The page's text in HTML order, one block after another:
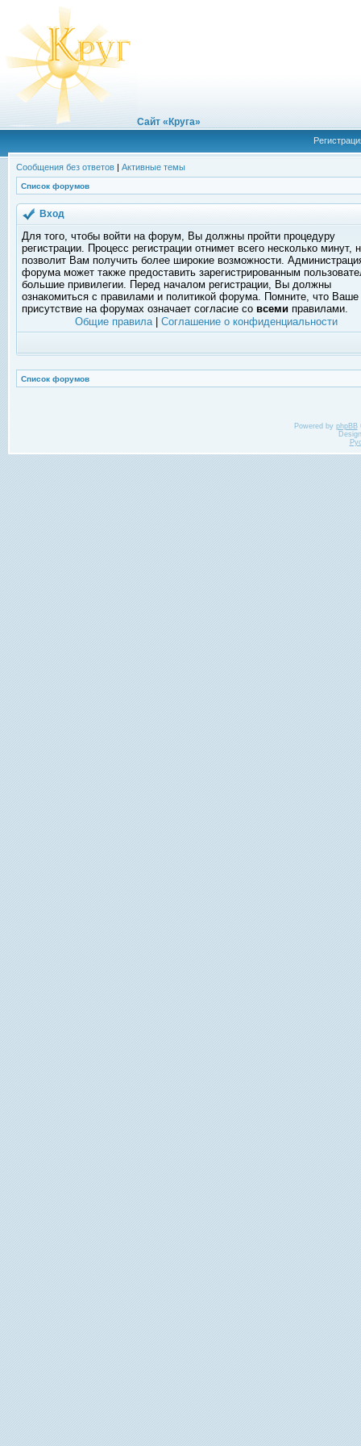
Сайт «Круга»
Сообщения без ответов | Активные темы
Список форумов
Вход
Для того, чтобы войти на форум, Вы должны пройти процедуру
регистрации. Процесс регистрации отнимет всего несколько минут,
позволит Вам получить более широкие возможности.
форума может также предоставить зарегистрированным
большие привилегии. Перед началом регистрации, Вы должны
ознакомиться с правилами и политикой форума. Помните, что Ваше
присутствие на форумах означает согласие со всеми правилами.
Общие правила| Соглашение о конфиденциальности
Список форумов
Powered by phpBB